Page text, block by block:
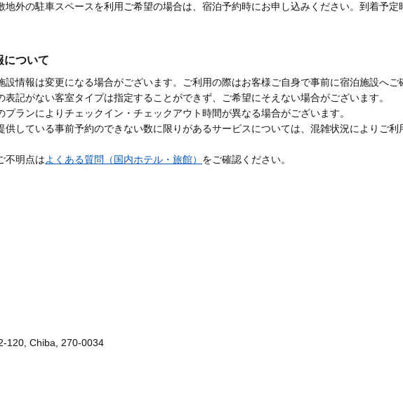
地外の駐車スペースを利用ご希望の場合は、宿泊予約時にお申し込みください。到着予
について
設情報は変更になる場合がございます。ご利用の際はお客様ご自身で事前に宿泊施設へご
表記がない客室タイプは指定することができず、ご希望にそえない場合がございます。
プランによりチェックイン・チェックアウト時間が異なる場合がございます。
供している事前予約のできない数に限りがあるサービスについては、混雑状況によりご
不明点はよくある質問（国内ホテル・旅館） をご確認ください。
120, Chiba, 270-0034